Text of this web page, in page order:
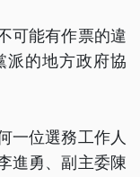
可能有作票的違
派的地方政府協
一位選務工作人
進勇、副主委陳